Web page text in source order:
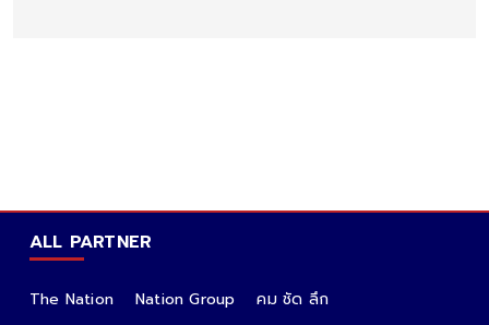
ALL PARTNER
The Nation Nation Group
คม ชัด ลึก